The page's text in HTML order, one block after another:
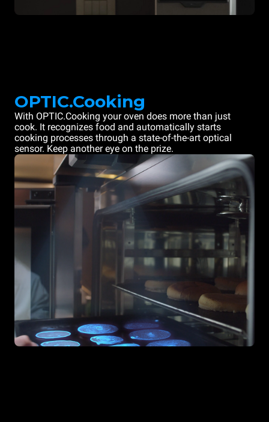
OPTIC.Cooking
With OPTIC.Cooking your oven does more than just
cook. It recognizes food and automatically starts
cooking processes through a state-of-the-art optical
sensor. Keep another eye on the prize.